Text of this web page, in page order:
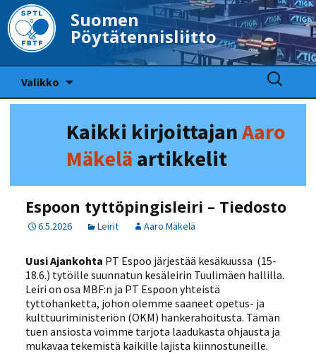
Suomen
Pöytätennisliitto
Valikko
Haku:
Kaikki kirjoittajanAaro
Mäkelä artikkelit
Espoon tyttöpingisleiri – Tiedosto
6.5.2026 Leirit Aaro Mäkelä
Uusi Ajankohta PT Espoo järjestää kesäkuussa (15-
18.6.) tytöille suunnatun kesäleirin Tuulimäen hallilla.
Leiri on osa MBF:n ja PT Espoon yhteistä
tyttöhanketta, johon olemme saaneet opetus- ja
kulttuuriministeriön (OKM) hankerahoitusta. Tämän
tuen ansiosta voimme tarjota laadukasta ohjausta ja
mukavaa tekemistä kaikille lajista kiinnostuneille.